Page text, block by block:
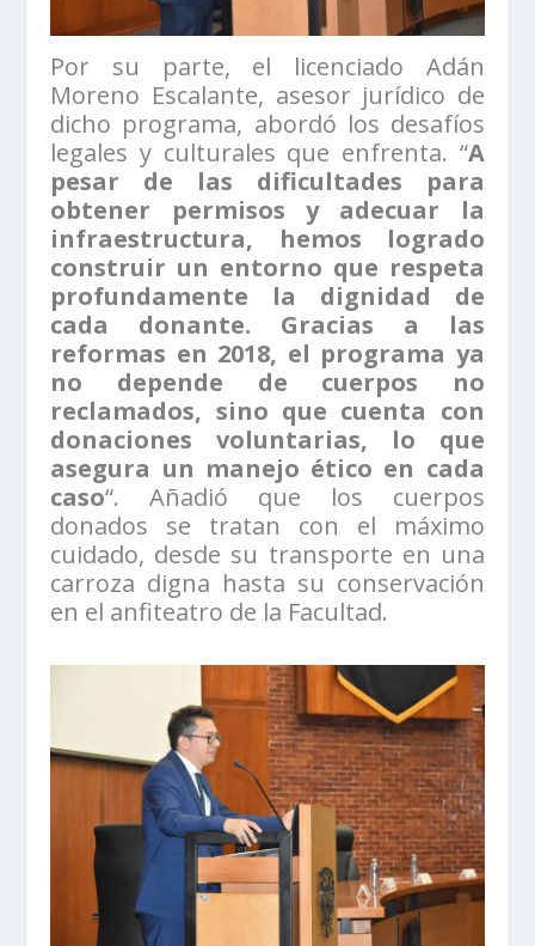
Por su parte, el licenciado Adán
Moreno Escalante, asesor jurídico de
dicho programa, abordó los desafíos
legales y culturales que enfrenta. “A
pesar de las dificultades para
obtener permisos y adecuar la
infraestructura, hemos logrado
construir un entorno que respeta
profundamente la dignidad de
cada donante. Gracias a las
reformas en 2018, el programa ya
no depende de cuerpos no
reclamados, sino que cuenta con
donaciones voluntarias, lo que
asegura un manejo ético en cada
caso“. Añadió que los cuerpos
donados se tratan con el máximo
cuidado, desde su transporte en una
carroza digna hasta su conservación
en el anfiteatro de la Facultad.